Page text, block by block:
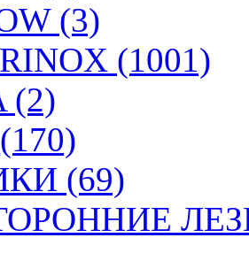
(3)
(1001)
(2)
(69)